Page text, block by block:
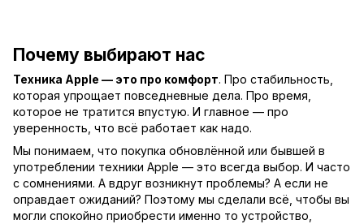
Почему выбирают нас
Техника Apple — это про комфорт. Про стабильность,
которая упрощает повседневные дела. Про время,
которое не тратится впустую. И главное — про
уверенность, что всё работает как надо.
Мы понимаем, что покупка обновлённой или бывшей в
употреблении техники Apple — это всегда выбор. И часто
с сомнениями. А вдруг возникнут проблемы? А если не
оправдает ожиданий? Поэтому мы сделали всё, чтобы вы
могли спокойно приобрести именно то устройство,